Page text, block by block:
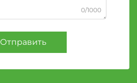
0/1000
Отправить